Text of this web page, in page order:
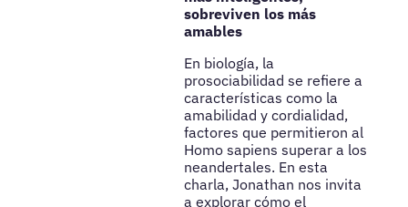
sobreviven los más
amables
En biología, la
prosociabilidad se refiere a
características como la
amabilidad y cordialidad,
factores que permitieron al
Homo sapiens superar a los
neandertales. En esta
charla, Jonathan nos invita
a explorar cómo el